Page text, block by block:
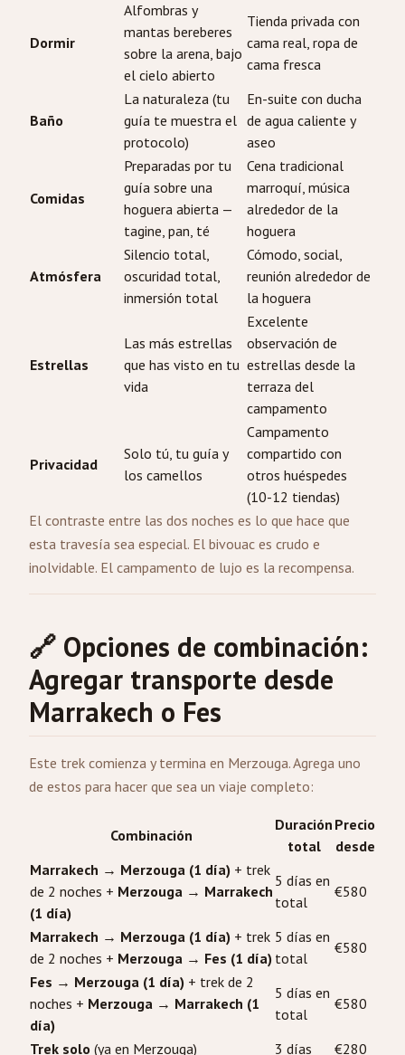
Dormir
Alfombras y
mantas bereberes
sobre la arena, bajo
el cielo abierto
Tienda privada con
cama real, ropa de
cama fresca
Baño
La naturaleza (tu
guía te muestra el
protocolo)
En-suite con ducha
de agua caliente y
aseo
Comidas
Preparadas por tu
guía sobre una
hoguera abierta —
tagine, pan, té
Cena tradicional
marroquí, música
alrededor de la
hoguera
Atmósfera
Silencio total,
oscuridad total,
inmersión total
Cómodo, social,
reunión alrededor de
la hoguera
Estrellas
Las más estrellas
que has visto en tu
vida
Excelente
observación de
estrellas desde la
terraza del
campamento
Privacidad
Solo tú, tu guía y
los camellos
Campamento
compartido con
otros huéspedes
(10-12 tiendas)
El contraste entre las dos noches es lo que hace que
esta travesía sea especial. El bivouac es crudo e
inolvidable. El campamento de lujo es la recompensa.
🔗 Opciones de combinación:
Agregar transporte desde
Marrakech o Fes
Este trek comienza y termina en Merzouga. Agrega uno
de estos para hacer que sea un viaje completo:
Combinación
Duración
total
Precio
desde
Marrakech → Merzouga (1 día) + trek
de 2 noches + Merzouga → Marrakech
(1 día)
5 días en
total
€580
Marrakech → Merzouga (1 día) + trek
de 2 noches + Merzouga → Fes (1 día)
5 días en
total
€580
Fes → Merzouga (1 día) + trek de 2
noches + Merzouga → Marrakech (1
día)
5 días en
total
€580
Trek solo (ya en Merzouga) 3 días €280